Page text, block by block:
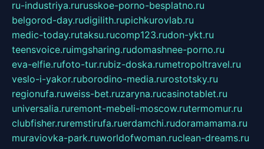
ru-industriya.rurusskoe-porno-besplatno.ru
belgorod-day.rudigilith.rupichkurovlab.ru
medic-today.rutaksu.rucomp123.rudon-ykt.ru
teensvoice.ruimgsharing.rudomashnee-porno.ru
eva-elfie.rufoto-tur.rubiz-doska.rumetropoltravel.ru
veslo-i-yakor.ruborodino-media.rurostotsky.ru
regionufa.ruweiss-bet.ruzaryna.rucasinotablet.ru
universalia.ruremont-mebeli-moscow.rutermomur.ru
clubfisher.ruremstirufa.ruerdamchi.rudoramamama.ru
muraviovka-park.ruworldofwoman.ruclean-dreams.ru